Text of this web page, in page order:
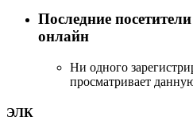
Последние
онлайн
Ни одного
просматривает
ЭЛК